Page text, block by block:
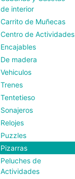
de interior
Carrito de Muñecas
Centro de Actividades
Encajables
De madera
Vehiculos
Trenes
Tentetieso
Sonajeros
Relojes
Puzzles
Pizarras
Peluches de
Actividades